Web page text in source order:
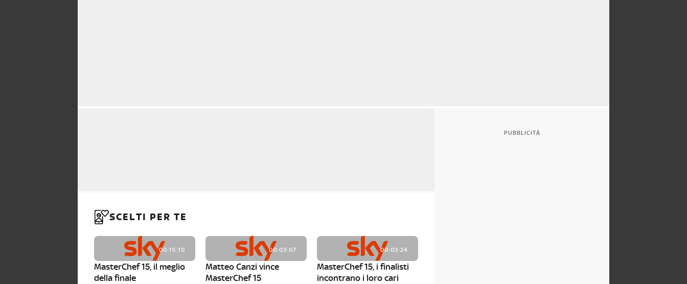
SCELTI PER TE
00:15:10
MasterChef 15, il meglio
della finale
00:03:07
Matteo Canzi vince
MasterChef 15
00:03:24
MasterChef 15, i finalisti
incontrano i loro cari
PUBBLICITÀ